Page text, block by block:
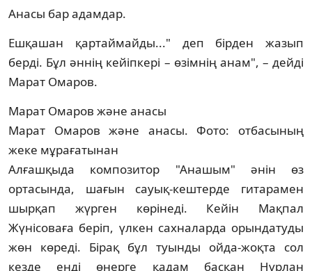
Анасы бар адамдар.
Ешқашан қартаймайды..." деп бірден жазып
берді. Бұл әннің кейіпкері – өзімнің анам", – дейді
Марат Омаров.
Марат Омаров және анасы
Марат Омаров және анасы. Фото: отбасының
жеке мұрағатынан
Алғашқыда композитор "Анашым" әнін өз
ортасында, шағын сауық-кештерде гитарамен
шырқап жүрген көрінеді. Кейін Мақпал
Жүнісоваға беріп, үлкен сахналарда орындатуды
жөн көреді. Бірақ бұл туынды ойда-жоқта сол
кезде енді өнерге қадам басқан Нұрлан